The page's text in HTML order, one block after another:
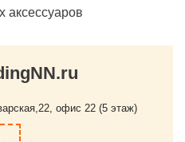
аксессуаров
офис 22 (5 этаж)